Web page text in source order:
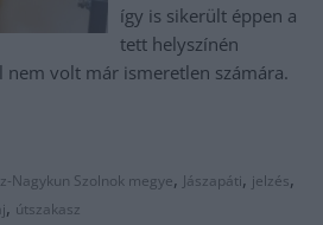
így is sikerült éppen a
tett helyszínén
nem volt már ismeretlen számára.
Nagykun Szolnok megye, Jászapáti, jelzés,
, útszakasz